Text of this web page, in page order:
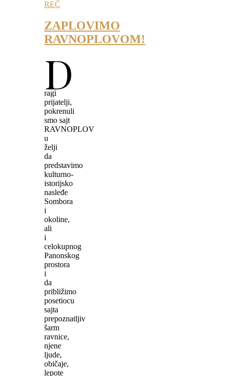
REČ
ZAPLOVIMO
RAVNOPLOVOM!
D
ragi
prijatelji,
pokrenuli
smo sajt
RAVNOPLOV
u
želji
da
predstavimo
kulturno-
istorijsko
nasleđe
Sombora
i
okoline,
ali
i
celokupnog
Panonskog
prostora
i
da
približimo
posetiocu
sajta
prepoznatljiv
šarm
ravnice,
njene
ljude,
običaje,
lepote